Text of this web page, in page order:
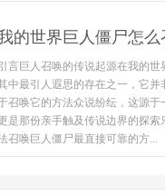
的世界巨人僵尸怎
言巨人召唤的传说起源在我的
中最引人遐思的存在之一，它
召唤它的方法众说纷纭，这源
是那份亲手触及传说边界的探
召唤巨人僵尸最直接可靠的方...